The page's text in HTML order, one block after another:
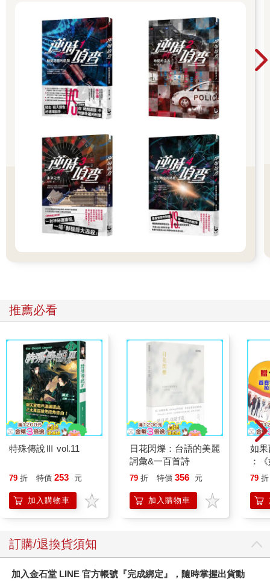
推薦必看
特殊傳說Ⅲ vol.11
79 折 特價 253 元
加入購物車
日花閃爍：台語的美麗
詞彙&一百首詩
79 折 特價 356 元
加入購物車
如
：
喵
79 折
訂購/退換貨須知
加入金石堂 LINE 官方帳號『完成綁定』，隨時掌握出貨動